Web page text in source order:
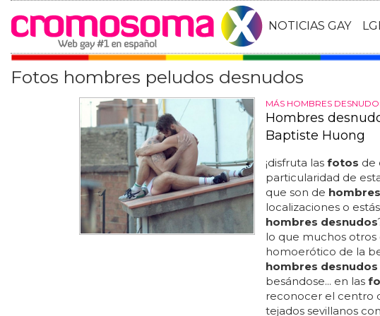
NOTICIAS GAY
Fotos hombres peludos desnudos
MÁS HOMBRES
Hombres
Baptiste Huong
¡disfruta las fotos de
particularidad de
que son de
localizaciones o
hombres desnudos
lo que muchos otros
homoerótico de la
hombres desnudos
besándose... en las
reconocer el centro
tejados sevillanos